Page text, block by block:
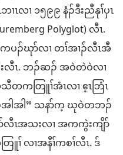
ၤ​လၢ ၁၅၉၉ နံၣ်​ဒီး​ညီနုၢ်​ပှၤ​
Polyglot) လီၤ.
က​ပၣ်ဃုာ်​လၢ တၢ်​အၢၣ်လီၤ​အီ
လီၤ. ဘၣ်ဆၣ် အဝဲ​တဲဝဲ​လၢ
တ​ကတြူၢ်​အံၤ​လၢ ဧ့ၤဘြံၤ​
အါအါ” သနာ်က့ ဃုဝဲ​တဘၣ်​
ၤအသး​လၢ အ​က​ကွဲးကျိာ်
လၢ​အ​နီၢ်ကစၢ်​လီၤ. ဒ်